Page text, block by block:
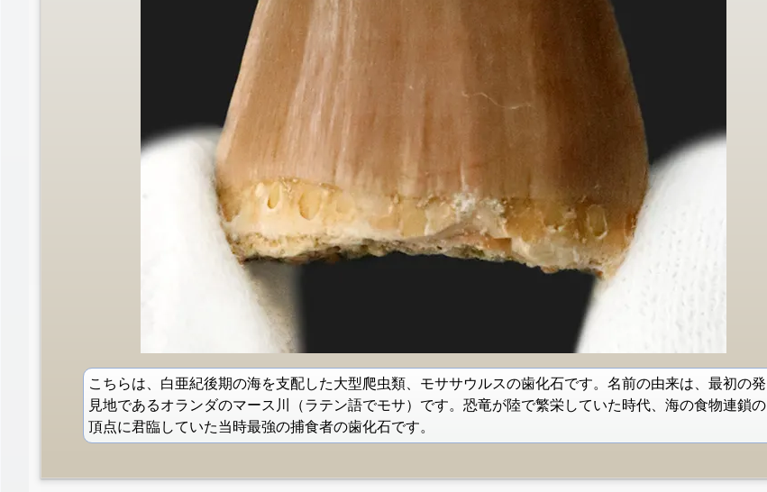
こちらは、白亜紀後期の海を支配した大型爬虫類、モササウルスの歯化石です。名前の由来は、最初の発
見地であるオランダのマース川（ラテン語でモサ）です。恐竜が陸で繁栄していた時代、海の食物連鎖の
頂点に君臨していた当時最強の捕食者の歯化石です。